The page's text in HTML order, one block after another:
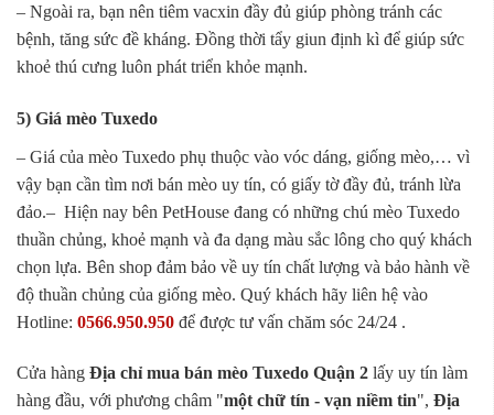
– Ngoài ra, bạn nên tiêm vacxin đầy đủ giúp phòng tránh các
bệnh, tăng sức đề kháng. Đồng thời tẩy giun định kì để giúp sức
khoẻ thú cưng luôn phát triển khỏe mạnh.
5) Giá mèo Tuxedo
– Giá của mèo Tuxedo phụ thuộc vào vóc dáng, giống mèo,… vì
vậy bạn cần tìm nơi bán mèo uy tín, có giấy tờ đầy đủ, tránh lừa
đảo.– Hiện nay bên PetHouse đang có những chú mèo Tuxedo
thuần chủng, khoẻ mạnh và đa dạng màu sắc lông cho quý khách
chọn lựa. Bên shop đảm bảo về uy tín chất lượng và bảo hành về
độ thuần chủng của giống mèo. Quý khách hãy liên hệ vào
Hotline: 0566.950.950 để được tư vấn chăm sóc 24/24 .
Cửa hàng Địa chỉ mua bán mèo Tuxedo Quận 2 lấy uy tín làm
hàng đầu, với phương châm "một chữ tín - vạn niềm tin", Địa